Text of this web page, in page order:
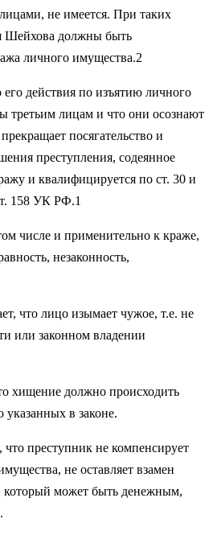
не имеется. При таких
Шейхова должны быть
личного имущества.2
действия по изъятию личного
третьим лицам и что они осознают
посягательство и
преступления, содеянное
и квалифицируется по ст. 30 и
158 УК РФ.1
числе и применительно к краже,
незаконность,
что лицо изымает чужое, т.е. не
или законном владении
хищение должно происходить
в законе.
что преступник не компенсирует
не оставляет взамен
который может быть денежным,